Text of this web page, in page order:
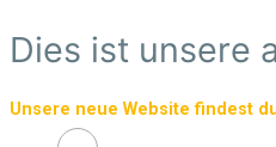
Zum
Hauptinhalt
Dies ist unsere
Unsere neue Website findest